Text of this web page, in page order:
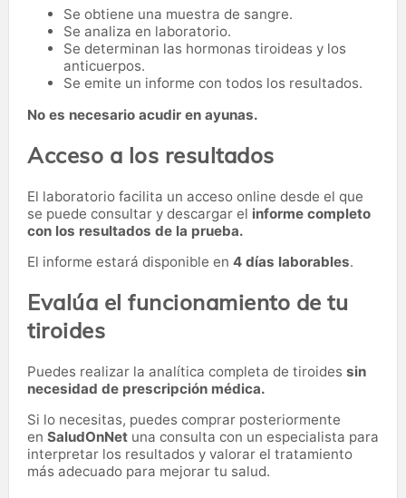
Se obtiene una muestra de sangre.
Se analiza en laboratorio.
Se determinan las hormonas tiroideas y los
anticuerpos.
Se emite un informe con todos los resultados.
No es necesario acudir en ayunas.
Acceso a los resultados
El laboratorio facilita un acceso online desde el que
se puede consultar y descargar el informe completo
con los resultados de la prueba.
El informe estará disponible en 4 días laborables.
Evalúa el funcionamiento de tu
tiroides
Puedes realizar la analítica completa de tiroides sin
necesidad de prescripción médica.
Si lo necesitas, puedes comprar posteriormente
en SaludOnNet una consulta con un especialista para
interpretar los resultados y valorar el tratamiento
más adecuado para mejorar tu salud.